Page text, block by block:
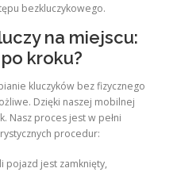
bezkluczykowego.
na miejscu:
kroku?
kluczyków bez fizycznego
Dzięki naszej mobilnej
Nasz proces jest w pełni
procedur:
pojazd jest zamknięty,